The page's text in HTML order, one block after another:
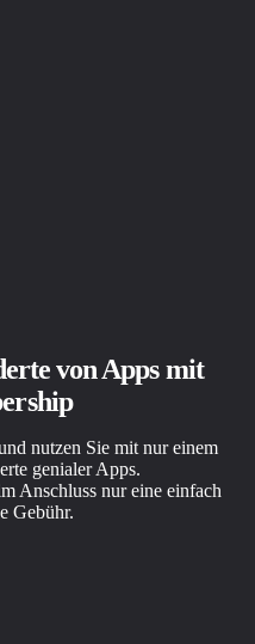
von Apps mit
nutzen Sie mit nur einem
genialer Apps.
Anschluss nur eine einfach
Gebühr.